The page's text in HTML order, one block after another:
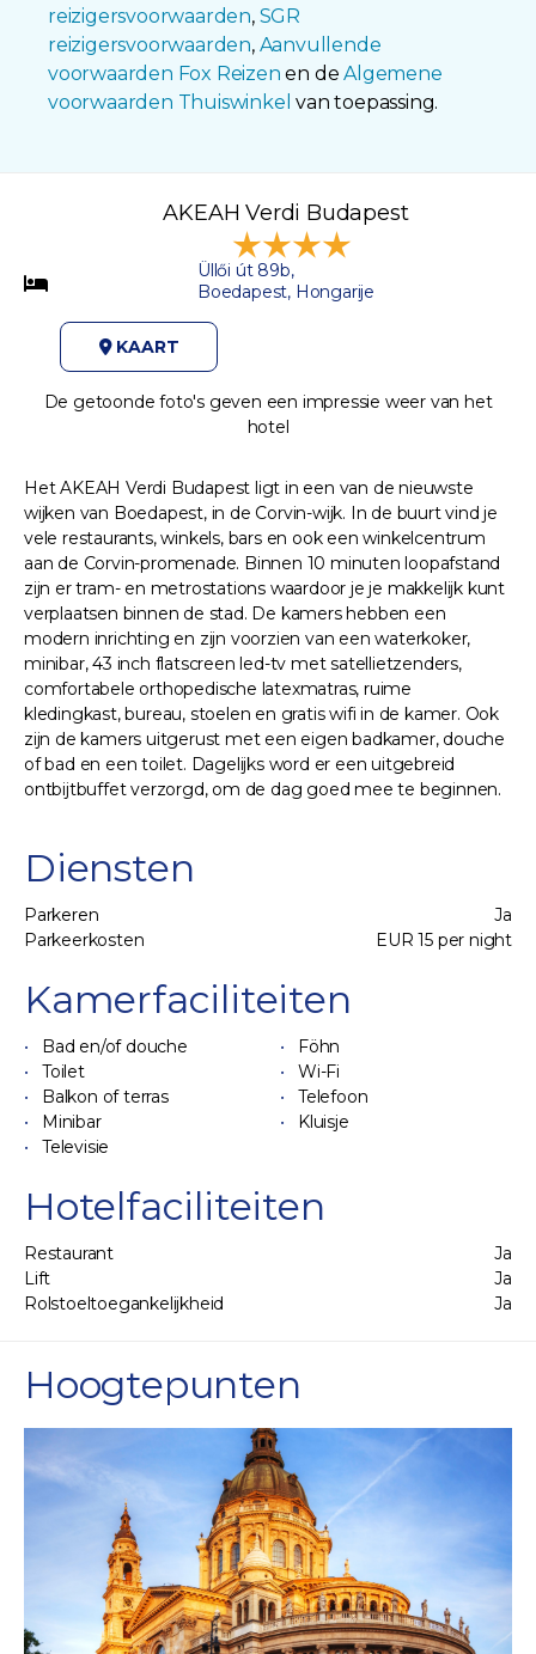
reizigersvoorwaarden, SGR
reizigersvoorwaarden, Aanvullende
voorwaarden Fox Reizen en deAlgemene
voorwaarden Thuiswinkel van toepassing.
AKEAH Verdi Budapest
Üllői út 89b,
Boedapest, Hongarije
KAART
De getoonde foto's geven een impressie weer van het
hotel
Het AKEAH Verdi Budapest ligt in een van de nieuwste
wijken van Boedapest, in de Corvin-wijk. In de buurt vind je
vele restaurants, winkels, bars en ook een winkelcentrum
aan de Corvin-promenade. Binnen 10 minuten loopafstand
zijn er tram- en metrostations waardoor je je makkelijk kunt
verplaatsen binnen de stad. De kamers hebben een
modern inrichting en zijn voorzien van een waterkoker,
minibar, 43 inch flatscreen led-tv met satellietzenders,
comfortabele orthopedische latexmatras, ruime
kledingkast, bureau, stoelen en gratis wifi in de kamer. Ook
zijn de kamers uitgerust met een eigen badkamer, douche
of bad en een toilet. Dagelijks word er een uitgebreid
ontbijtbuffet verzorgd, om de dag goed mee te beginnen.
Diensten
Parkeren
Ja
Parkeerkosten
EUR 15 per night
Kamerfaciliteiten
Bad en/of douche
Föhn
Toilet
Wi-Fi
Balkon of terras
Telefoon
Minibar
Kluisje
Televisie
Hotelfaciliteiten
Restaurant
Ja
Lift
Ja
Rolstoeltoegankelijkheid
Ja
Hoogtepunten